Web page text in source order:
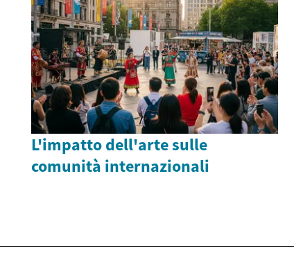
L'impatto dell'arte sulle
comunità internazionali